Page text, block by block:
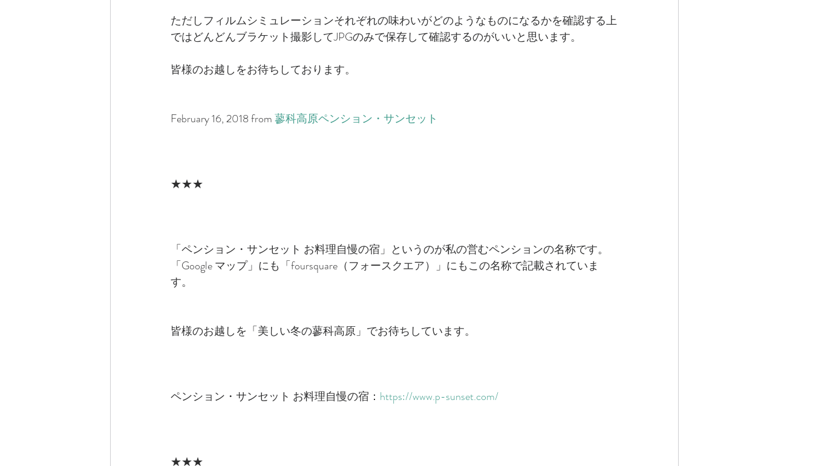
ただしフィルムシミュレーションそれぞれの味わいがどのようなものになるかを確認する上
ではどんどんブラケット撮影してJPGのみで保存して確認するのがいいと思います。
皆様のお越しをお待ちしております。
February 16, 2018 from ​蓼科高原ペンション・サンセット​
★★★
「ペンション・サンセット お料理自慢の宿」というのが私の営むペンションの名称です。
「Google マップ」にも「foursquare（フォースクエア）」にもこの名称で記載されていま
す。
皆様のお越しを「美しい冬の蓼科高原」でお待ちしています。
ペンション・サンセット お料理自慢の宿： https://www.p-sunset.com/
★★★